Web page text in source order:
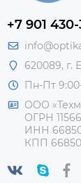
+7 901
620089, г.
Пн-Пт
ООО
ОГРН
ИНН
КПП